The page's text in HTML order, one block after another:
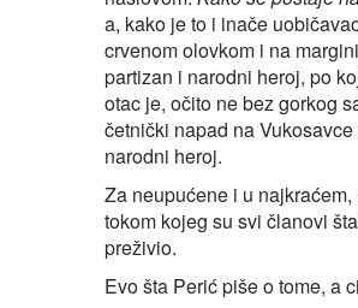
a, kako je to i inače
crvenom olovkom i na
partizan i narodni heroj, po
otac je, očito ne bez gorkog
četnički napad na
narodni heroj.
Za neupućene i u
tokom kojeg su svi članovi
preživio.
Evo šta Perić piše o tome, a